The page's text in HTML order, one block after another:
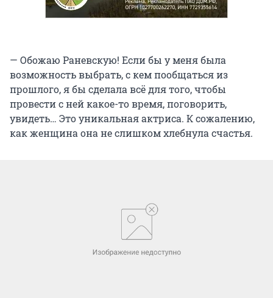
— Обожаю Раневскую! Если бы у меня была
возможность выбрать, с кем пообщаться из
прошлого, я бы сделала всё для того, чтобы
провести с ней какое-то время, поговорить,
увидеть… Это уникальная актриса. К сожалению,
как женщина она не слишком хлебнула счастья.